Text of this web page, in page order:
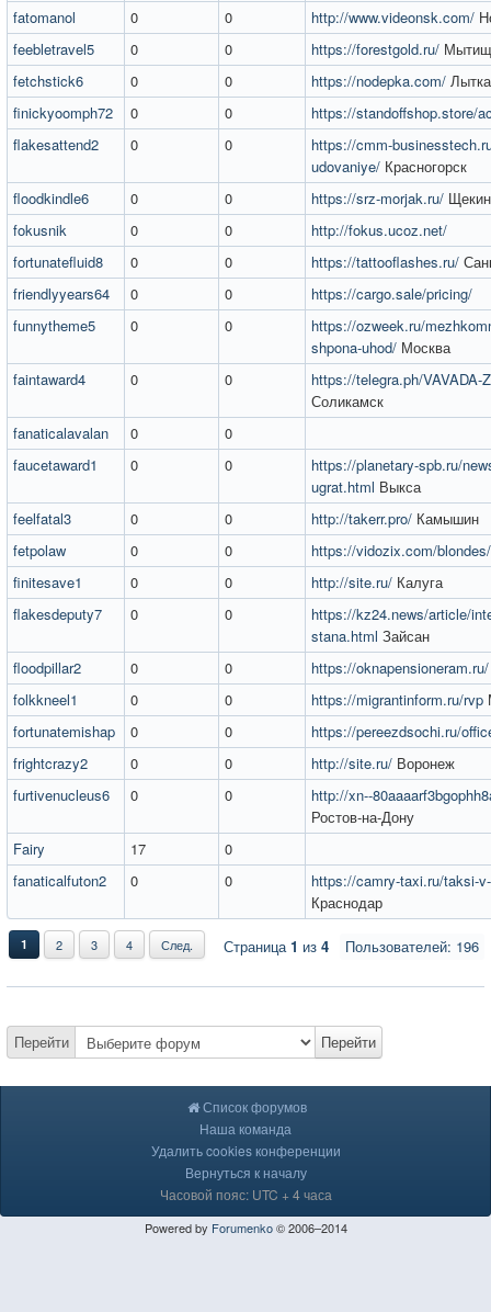
fatomanol 0 0 http://www.videonsk.com/
feebletravel5
0 0 https://forestgold.ru/
fetchstick6
0 0 https://nodepka.com/
finickyoomph72
0 0
https://standoffshop.store/
flakesattend2
0 0
https://cmm-
udovaniye/ Красногорск
floodkindle6
0 0 https://srz-morjak.ru/
fokusnik
0 0
http://fokus.ucoz.net/
fortunatefluid8
0 0 https://tattooflashes.ru/
friendlyyears64
0 0
https://cargo.sale/pricing/
funnytheme5
0 0
https://ozweek.ru/
shpona-uhod/ Москва
faintaward4
0 0
https://telegra.ph/VAVADA-
Соликамск
fanaticalavalan
0
0
faucetaward1
0 0
https://planetary-spb.ru/
ugrat.html Выкса
feelfatal3
0 0 http://takerr.pro/ Камышин
fetpolaw
0 0
https://vidozix.com/blondes/
finitesave1
0 0 http://site.ru/ Калуга
flakesdeputy7
0 0
https://kz24.news/article/
stana.html Зайсан
floodpillar2
0 0 https://oknapensioneram.ru/
folkkneel1
0 0 https://migrantinform.ru/rvp
fortunatemishap
0 0
https://pereezdsochi.ru/
frightcrazy2
0 0 http://site.ru/ Воронеж
furtivenucleus6
0 0
http://xn--
Ростов-на-Дону
Fairy
17
0
fanaticalfuton2
0 0
https://camry-taxi.ru/taksi-
Краснодар
Пользователей: 196
1 2 3 4 След. Страница1 из 4
Перейти Перейти
Список форумов
Наша команда
Удалить cookies конференции
Вернуться к началу
Часовой пояс: UTC + 4 часа
Powered by Forumenko© 2006–2014